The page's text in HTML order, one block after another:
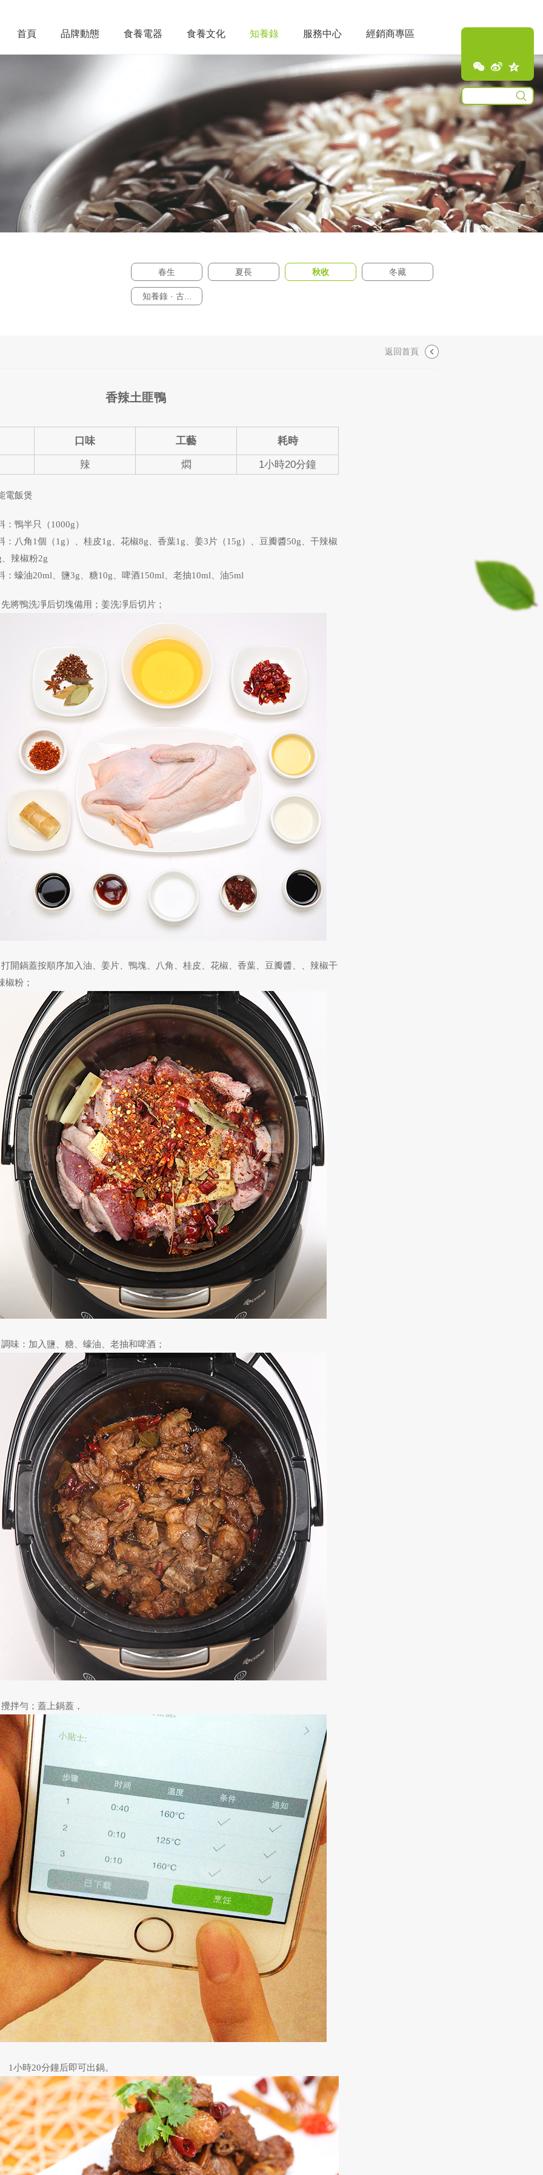
首頁 品牌動態 食養電器 食養文化 知養錄 服務中心 經銷商專區
春生 夏長 秋收 冬藏
知養錄 · 古...
返回首頁
香辣土匪鴨
口味 工藝 耗時
辣 燜 1小時20分鐘
電飯煲
：鴨半只（1000g）
：八角1個（1g）、桂皮1g、花椒8g、香葉1g、姜3片（15g）、豆瓣醬50g、干辣椒
、辣椒粉2g
：蠔油20ml、鹽3g、糖10g、啤酒150ml、老抽10ml、油5ml
將鴨洗凈后切塊備用； 姜洗凈后切片；
開鍋蓋按順序加入油、姜片、鴨塊、八角、桂皮、花椒、香葉、豆瓣醬、、辣椒干
椒粉；
味：加入鹽、糖、蠔油、老抽和啤酒；
拌勻；蓋上鍋蓋，
1小時20分鐘后即可出鍋。